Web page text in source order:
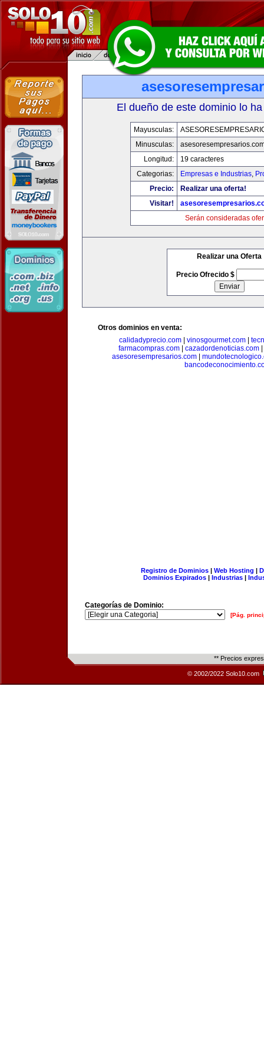
El dueño de este dominio lo
Mayusculas:
Minusculas:
Longitud:
19 caracteres
Categorias:
Empresas e Industrias,
Precio:
Realizar una oferta!
Visitar!
Serán consideradas
Realizar una Oferta
Precio Ofrecido $
Otros dominios en venta:
calidadyprecio.com
vinosgourmet.com
farmacompras.com
cazadordenoticias.com
asesoresempresarios.com
Registro de Dominios| Web Hosting |
Dominios Expirados | Industrias |
Categorías de Dominio:
[Pág.
** Precios
© 2002/2022 Solo10.com